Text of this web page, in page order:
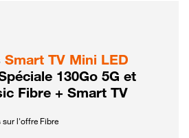
Smart TV Mini LED
130Go 5G et
Fibre + Smart TV
sur l'offre Fibre